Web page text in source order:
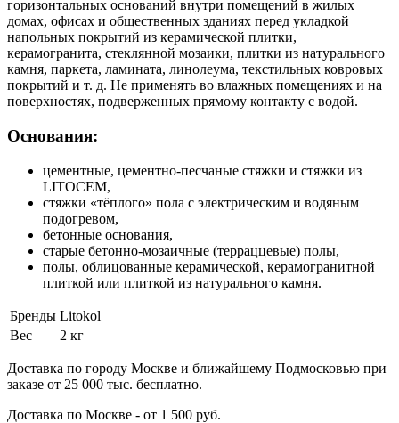
горизонтальных оснований внутри помещений в жилых
домах, офисах и общественных зданиях перед укладкой
напольных покрытий из керамической плитки,
керамогранита, стеклянной мозаики, плитки из натурального
камня, паркета, ламината, линолеума, текстильных ковровых
покрытий и т. д. Не применять во влажных помещениях и на
поверхностях, подверженных прямому контакту с водой.
Основания:
цементные, цементно-песчаные стяжки и стяжки из
LITOCEM,
стяжки «тёплого» пола с электрическим и водяным
подогревом,
бетонные основания,
старые бетонно-мозаичные (терраццевые) полы,
полы, облицованные керамической, керамогранитной
плиткой или плиткой из натурального камня.
Бренды Litokol
Вес
2 кг
Доставка по городу Москве и ближайшему Подмосковью при
заказе от 25 000 тыс. бесплатно.
Доставка по Москве - от 1 500 руб.